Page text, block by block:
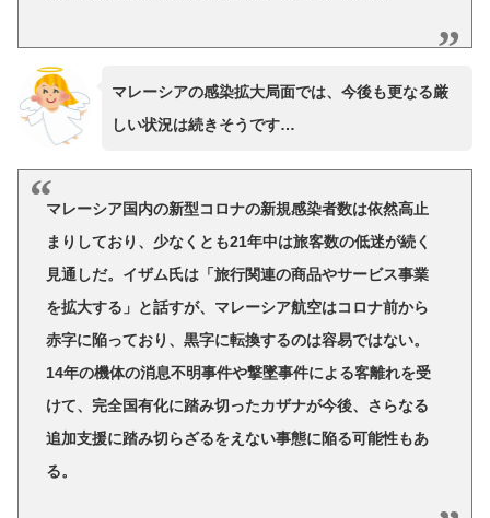
マレーシアの感染拡大局面では、今後も更なる厳
しい状況は続きそうです…
マレーシア国内の新型コロナの新規感染者数は依然高止
まりしており、少なくとも21年中は旅客数の低迷が続く
見通しだ。イザム氏は「旅行関連の商品やサービス事業
を拡大する」と話すが、マレーシア航空はコロナ前から
赤字に陥っており、黒字に転換するのは容易ではない。
14年の機体の消息不明事件や撃墜事件による客離れを受
けて、完全国有化に踏み切ったカザナが今後、さらなる
追加支援に踏み切らざるをえない事態に陥る可能性もあ
る。